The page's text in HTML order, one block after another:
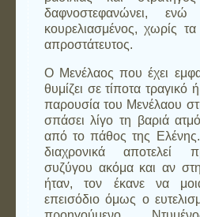
δαφνοστεφανώνει,
κουρελιασμένος, χωρίς
απροστάτευτος.
Ο Μενέλαος που έχει
θυμίζει σε τίποτα
παρουσία του Μενέλαου
σπάσει λίγο τη βαριά
από το πάθος της Ελένης.
διαχρονικά αποτελεί
συζύγου ακόμα και αν
ήταν, τον έκανε να
επεισόδιο όμως ο